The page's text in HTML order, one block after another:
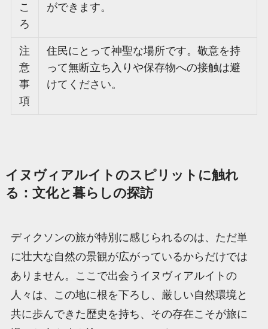
こ
ろ
ができます。
注
意
事
項
住民にとって神聖な場所です。敬意を持
って無断立ち入りや保存物への接触は避
けてください。
イヌヴィアルイトのスピリットに触れ
る：文化と暮らしの探訪
ディクソンの旅が特別に感じられるのは、ただ単
に壮大な自然の景観が広がっているからだけでは
ありません。ここで出会うイヌヴィアルイトの
人々は、この地に根を下ろし、厳しい自然環境と
共に歩んできた歴史を持ち、その存在こそが旅に